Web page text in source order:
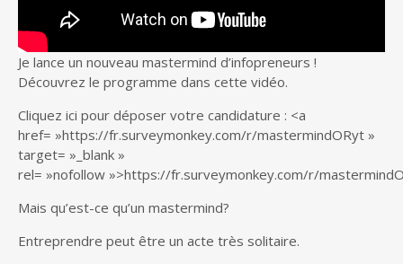
Je lance un nouveau mastermind d’infopreneurs !
Découvrez le programme dans cette vidéo.
Cliquez ici pour déposer votre candidature : <a
href= »https://fr.surveymonkey.com/r/mastermindORyt »
target= »_blank »
rel= »nofollow »>https://fr.surveymonkey.com/r/
Mais qu’est-ce qu’un mastermind?
Entreprendre peut être un acte très solitaire.